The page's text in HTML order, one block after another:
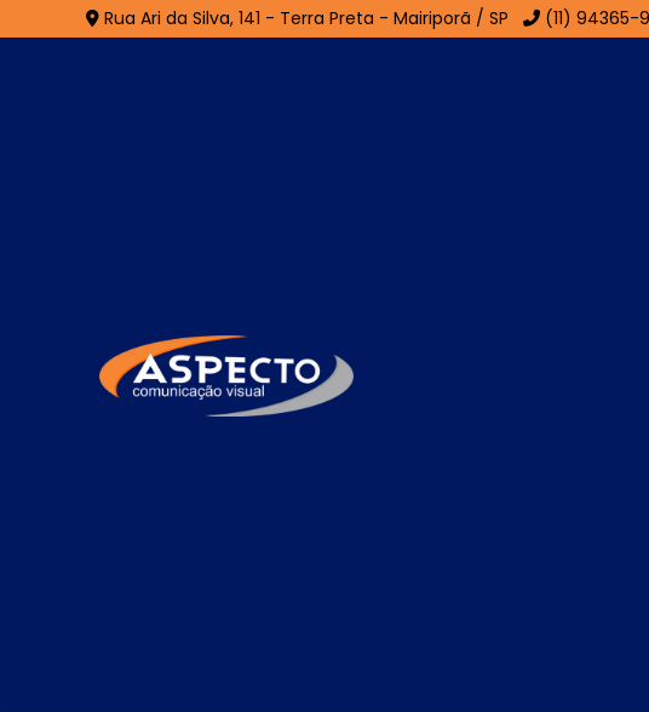
Rua Ari da Silva, 141 - Terra Preta - Mairiporã / SP (11) 94365-
nomes de empresas, marcas ou serviços de forma
como PVC, acrílico, inox ou ACM, essas letras
ambientes internos e externos, com ou sem
durabilidade, reforçam a identidade da marca e
personalizada para sua empresa, encontrou o